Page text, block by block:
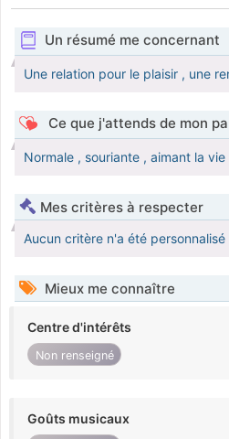
Un résumé me concernant
Une relation pour le plaisir , une
Ce que j'attends de mon
Normale , souriante , aimant la vie
Mes critères à respecter
Aucun critère n'a été personnalisé
Mieux me connaître
Centre d'intérêts
Non renseigné
Goûts musicaux